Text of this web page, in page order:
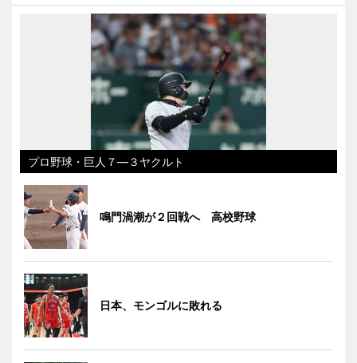
プロ野球・巨人７―３ヤクルト
鳴門渦潮が２回戦へ 高校野球
日本、モンゴルに敗れる